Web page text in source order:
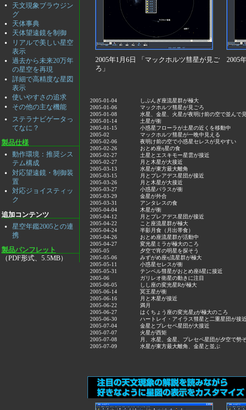
天文現象ブラウジン
グ
天体事典
天体望遠鏡を制御
リアルで美しい星空
表示
過去から未来20万年
の星空を再現
詳細で高精度な星図
表示
使いやすさの追求
その他の主な機能
ステラナビゲータっ
てなに？
製品仕様
動作環境：推奨シス
テム構成
対応望遠鏡・制御装
置
対応ジョイスティッ
ク
追加コンテンツ
星空年鑑2005との連
携
製品パンフレット
（PDF形式、5.5MB）
2005年1月6日 「マックホルツ彗星が見ご
ろ」
2005
2005-01-04
しぶんぎ座流星群が極大
2005-01-06
マックホルツ彗星が見ごろ
2005-01-08
水星、金星、火星が夜明け前の空で並んで
2005-01-14
土星が衝
2005-01-15
小惑星フローラが土星の近くを移動中
2005-02
マックホルツ彗星が一晩中見える
2005-02-06
夜明け前の空で小惑星セレスが見やすい
2005-02-26
おとめ座η星の食
2005-02-27
土星とエスキモー星雲が接近
2005-02-27
月と木星が大接近
2005-03-13
水星が東方最大離角
2005-03-15
月とプレアデス星団が接近
2005-03-26
月と木星が大接近
2005-03-27
小惑星パラスが衝
2005-03-29
金星が外合
2005-03-31
アンタレスの食
2005-04-04
木星が衝
2005-04-12
月とプレアデス星団が接近
2005-04-22
こと座流星群が極大
2005-04-24
半影月食（月出帯食）
2005-04-26
おとめ座流星群が活動中
2005-04-27
変光星ミラが極大のころ
2005-05
夕空で宵の明星を探そう
2005-05-06
みずがめ座η流星群が極大
2005-05-11
小惑星セレスが衝
2005-05-31
テンペル彗星がおとめ座δ星に接近
2005-06
ガリレオ衛星の動きに注目
2005-06-05
しし座の変光星Rが極大
2005-06-14
冥王星が衝
2005-06-16
月と木星が接近
2005-06-22
満月
2005-06-27
はくちょう座の変光星χが極大のころ
2005-06-30
ハートレイ・アイラス彗星と二重星団が接近
2005-07-04
金星とプレセペ星団が大接近
2005-07-07
火星が西矩
2005-07-08
月、水星、金星、プレセペ星団が夕空で勢
2005-07-09
水星が東方最大離角、金星と並ぶ